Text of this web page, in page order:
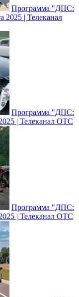
Программа "ДПС:
2025 | Телеканал
Программа "ДПС:
| Телеканал ОТС
Программа "ДПС:
| Телеканал ОТС